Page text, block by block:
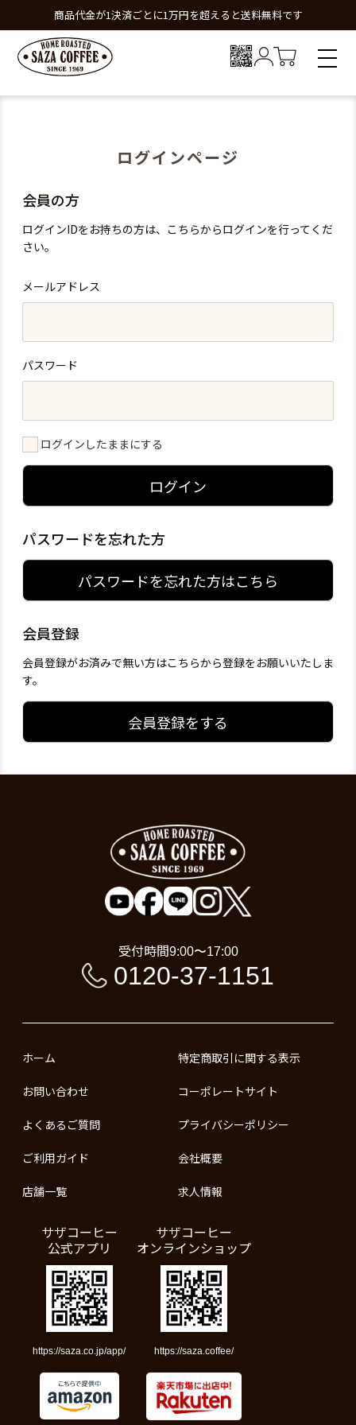
商品代金が1決済ごとに1万円を超えると送料無料です
ログインページ
会員の方
ログインIDをお持ちの方は、こちらからログインを行ってくだ
さい。
メールアドレス
パスワード
ログインしたままにする
ログイン
パスワードを忘れた方
パスワードを忘れた方はこちら
会員登録
会員登録がお済みで無い方はこちらから登録をお願いいたしま
す。
会員登録をする
受付時間9:00〜17:00
0120-37-1151
ホーム
お問い合わせ
よくあるご質問
ご利用ガイド
店舗一覧
特定商取引に関する表示
コーポレートサイト
プライバシーポリシー
会社概要
求人情報
サザコーヒー
公式アプリ
https://saza.co.jp/app/
サザコーヒー
オンラインショップ
https://saza.coffee/